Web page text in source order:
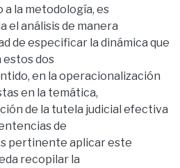
la metodología, es
el análisis de manera
de especificar la dinámica que
estos dos
en la operacionalización
en la temática,
de la tutela judicial efectiva
de
pertinente aplicar este
recopilar la